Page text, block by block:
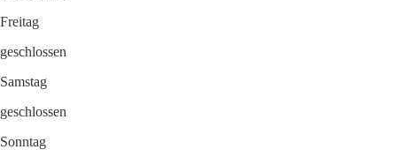
Freitag
geschlossen
Samstag
geschlossen
Sonntag